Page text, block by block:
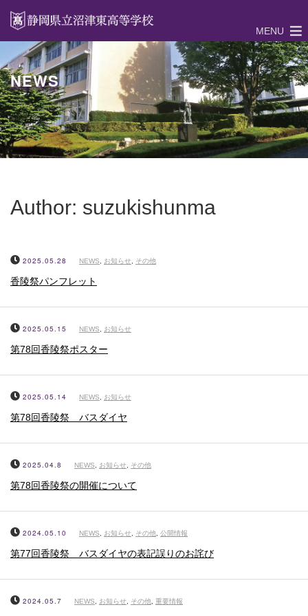
MENU
NEWS
Author: suzukishunma
2025.05.28 NEWS お知らせ その他
香陵祭パンフレット
2025.05.15 NEWS お知らせ
第78回香陵祭ポスター
2025.05.14 NEWS お知らせ
第78回香陵祭 バスダイヤ
2025.04.8 NEWS お知らせ その他
第78回香陵祭の開催について
2024.05.10 NEWS お知らせ その他 公開情報
第77回香陵祭 バスダイヤの表記誤りのお詫び
2024.05.7 NEWS お知らせ その他 重要情報